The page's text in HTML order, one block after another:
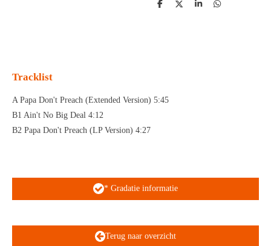
D
D
S
D
Tracklist
A Papa Don't Preach (Extended Version) 5:45
B1 Ain't No Big Deal 4:12
B2 Papa Don't Preach (LP Version) 4:27
* Gradatie informatie
Terug naar overzicht